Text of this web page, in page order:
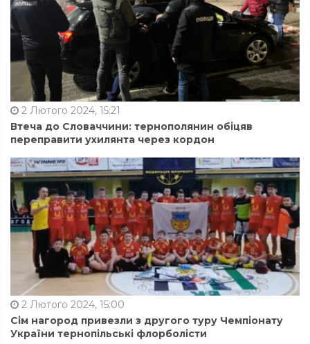
2 Лютого 2024, 15:21
Втеча до Словаччини: тернополянин обіцяв
переправити ухилянта через кордон
2 Лютого 2024, 15:00
Сім нагород привезли з другого туру Чемпіонату
України тернопільські флорболісти